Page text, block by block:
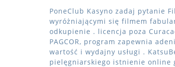
PoneClub Kasyno zadaj pytanie
wyróżniającymi się filmem
odkupienie . licencja poza
PAGCOR, program zapewnia
wartość i wydajny usługi .
pielęgniarskiego istnienie online